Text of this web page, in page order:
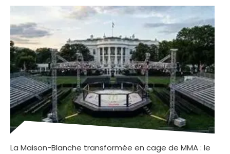
La Maison-Blanche transformée en cage de MMA : le